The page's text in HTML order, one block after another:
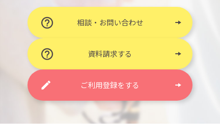
相談・お問い合わせ
資料請求する
ご利用登録をする